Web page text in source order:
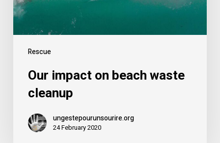
Rescue
Our impact on beach waste
cleanup
ungestepourunsourire.org
24 February 2020